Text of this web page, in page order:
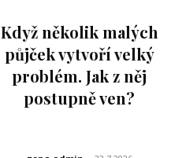
Když několik malých
půjček vytvoří velký
problém. Jak z něj
postupně ven?